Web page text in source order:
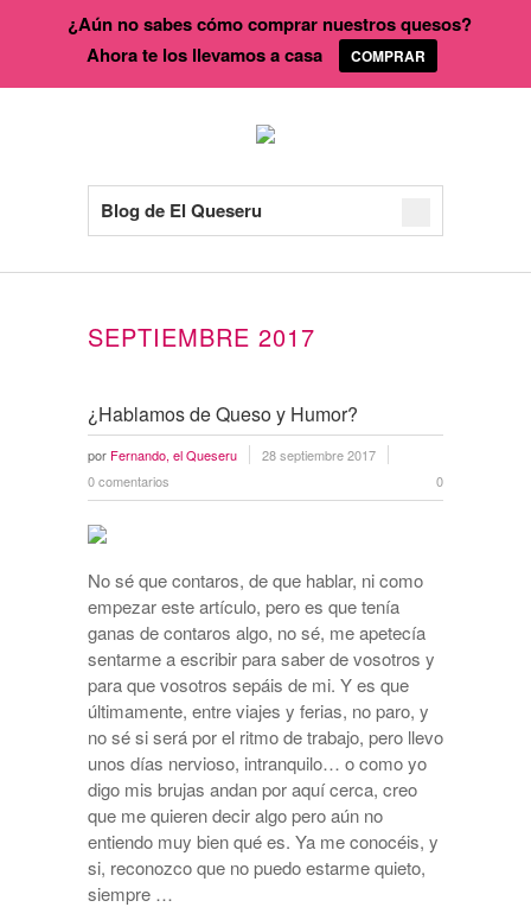
Blog de El Queseru
SEPTIEMBRE 2017
¿Hablamos de Queso y Humor?
por Fernando, el Queseru
28 septiembre 2017
0 comentarios
0
No sé que contaros, de que hablar, ni como
empezar este artículo, pero es que tenía
ganas de contaros algo, no sé, me apetecía
sentarme a escribir para saber de vosotros y
para que vosotros sepáis de mi. Y es que
últimamente, entre viajes y ferias, no paro, y
no sé si será por el ritmo de trabajo, pero llevo
unos días nervioso, intranquilo… o como yo
digo mis brujas andan por aquí cerca, creo
que me quieren decir algo pero aún no
entiendo muy bien qué es. Ya me conocéis, y
si, reconozco que no puedo estarme quieto,
siempre …
¿Aún no sabes cómo comprar nuestros quesos?
Ahora te los llevamos a casa
COMPRAR